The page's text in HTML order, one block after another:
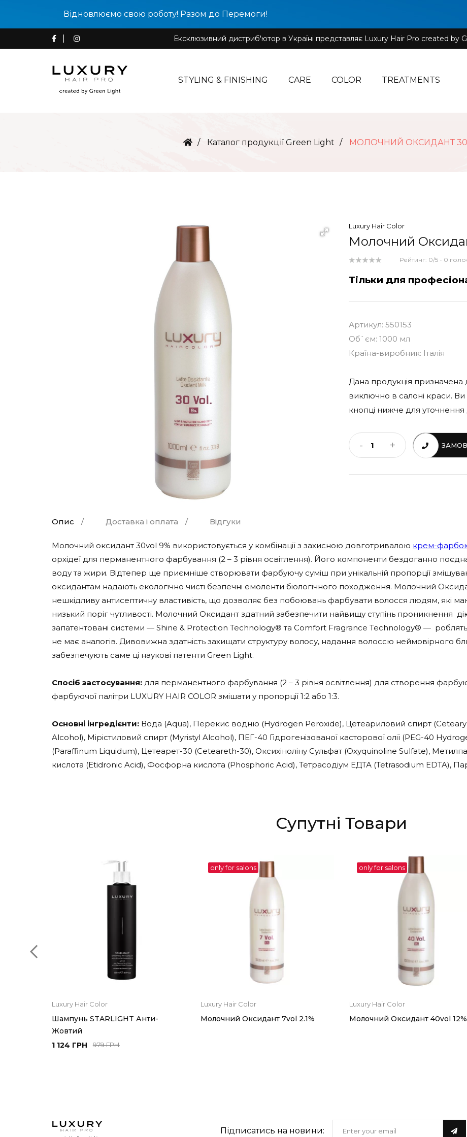
Відновлюємо свою роботу! Разом до Перемоги!
Ексклюзивний дистриб'ютор в Україні представляє Luxury Hair Pro created by
STYLING & FINISHING CARE COLOR TREATMENTS
Каталог продукції Green Light МОЛОЧНИЙ ОКСИДАНТ
Luxury Hair Color
Молочний
Рейтинг: 0/5 - 0
Тільки для
Артикул: 550153
Об`єм: 1000 мл
Країна-виробник: Італія
Дана продукція
виключно в салоні краси.
кнопці нижче для уточнення
- +
Опис Доставка і оплата Відгуки
Молочний оксидант 30vol 9% використовується у комбінації з захисною довготривалою крем-
орхідеї для перманентного фарбування (2 – 3 рівня освітлення). Його компоненти бездоганно
воду та жири. Відтепер ще приємніше створювати фарбуючу суміш при унікальній пропорції
оксидантам надають екологічно чисті безпечні емоленти біологічного походження. Молочний
нешкідливу антисептичну властивість, що дозволяє без побоювань фарбувати волосся людям, які
низький поріг чутливості. Молочний Оксидант здатний забезпечити найвищу ступінь проникнення
запатентовані системи — Shine & Protection Technology® та Comfort Fragrance Technology® —
не має аналогів. Дивовижна здатність захищати структуру волосу, надання волоссю неймовірного
забезпечують саме ці наукові патенти Green Light.
Спосіб застосування: для перманентного фарбування (2 – 3 рівня освітлення) для створення
фарбуючої палітри LUXURY HAIR COLOR змішати у пропорції 1:2 або 1:3.
Основні інгредієнти: Вода (Aqua), Перекис водню (Hydrogen Peroxide), Цетеариловий спирт
Alcohol), Мірістиловий спирт (Myristyl Alcohol), ПЕГ-40 Гідрогенізованої касторової олії (PEG-40
(Paraffinum Liquidum), Цетеарет-30 (Ceteareth-30), Оксихіноліну Сульфат (Oxyquinoline Sulfate),
кислота (Etidronic Acid), Фосфорна кислота (Phosphoric Acid), Тетрасодіум ЕДТА (Tetrasodium EDTA),
Супутні Товари
Luxury Hair Color
Шампунь STARLIGHT Анти-
Жовтий
1 124 ГРН
979 ГРН
only for salons
Luxury Hair Color
Молочний Оксидант 7vol 2.1%
only for salons
Luxury Hair Color
Молочний Оксидант 40vol 12%
@green_light_ukraine
Підписатись на новини: